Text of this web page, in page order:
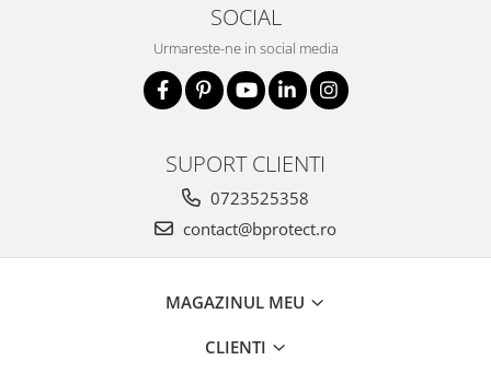
Accesorii scule electrice
Capsatoare si pistoale pneumatice
Consumabile scule electrice
Accesorii pentru lustruire
Varfuri si discuri diamantate
SOCIAL
Urmareste-ne in social media
SUPORT CLIENTI
0723525358
contact@bprotect.ro
MAGAZINUL MEU
CLIENTI